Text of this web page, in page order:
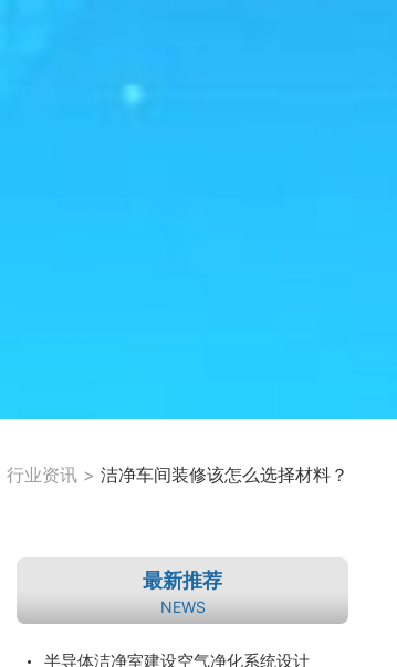
行业资讯 > 洁净车间装修该怎么选择材料？
最新推荐
NEWS
半导体洁净室建设空气净化系统设计